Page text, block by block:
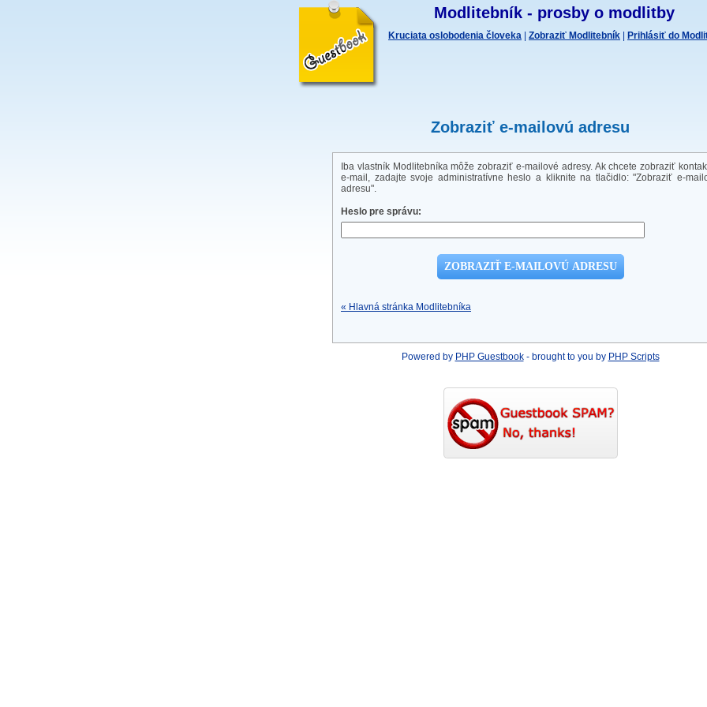
Modlitebník - prosby o modlitby
Kruciata oslobodenia človeka Zobraziť Modlitebník Prihlásiť do
Zobraziť e-mailovú adresu
Iba vlastník Modlitebníka môže zobraziť e-mailové adresy. Ak chcete zobraziť
e-mail, zadajte svoje administratívne heslo a kliknite na tlačidlo: "Zobraziť e-
adresu".
Heslo pre správu:
« Hlavná stránka Modlitebníka
Powered by PHP Guestbook- brought to you by PHP Scripts